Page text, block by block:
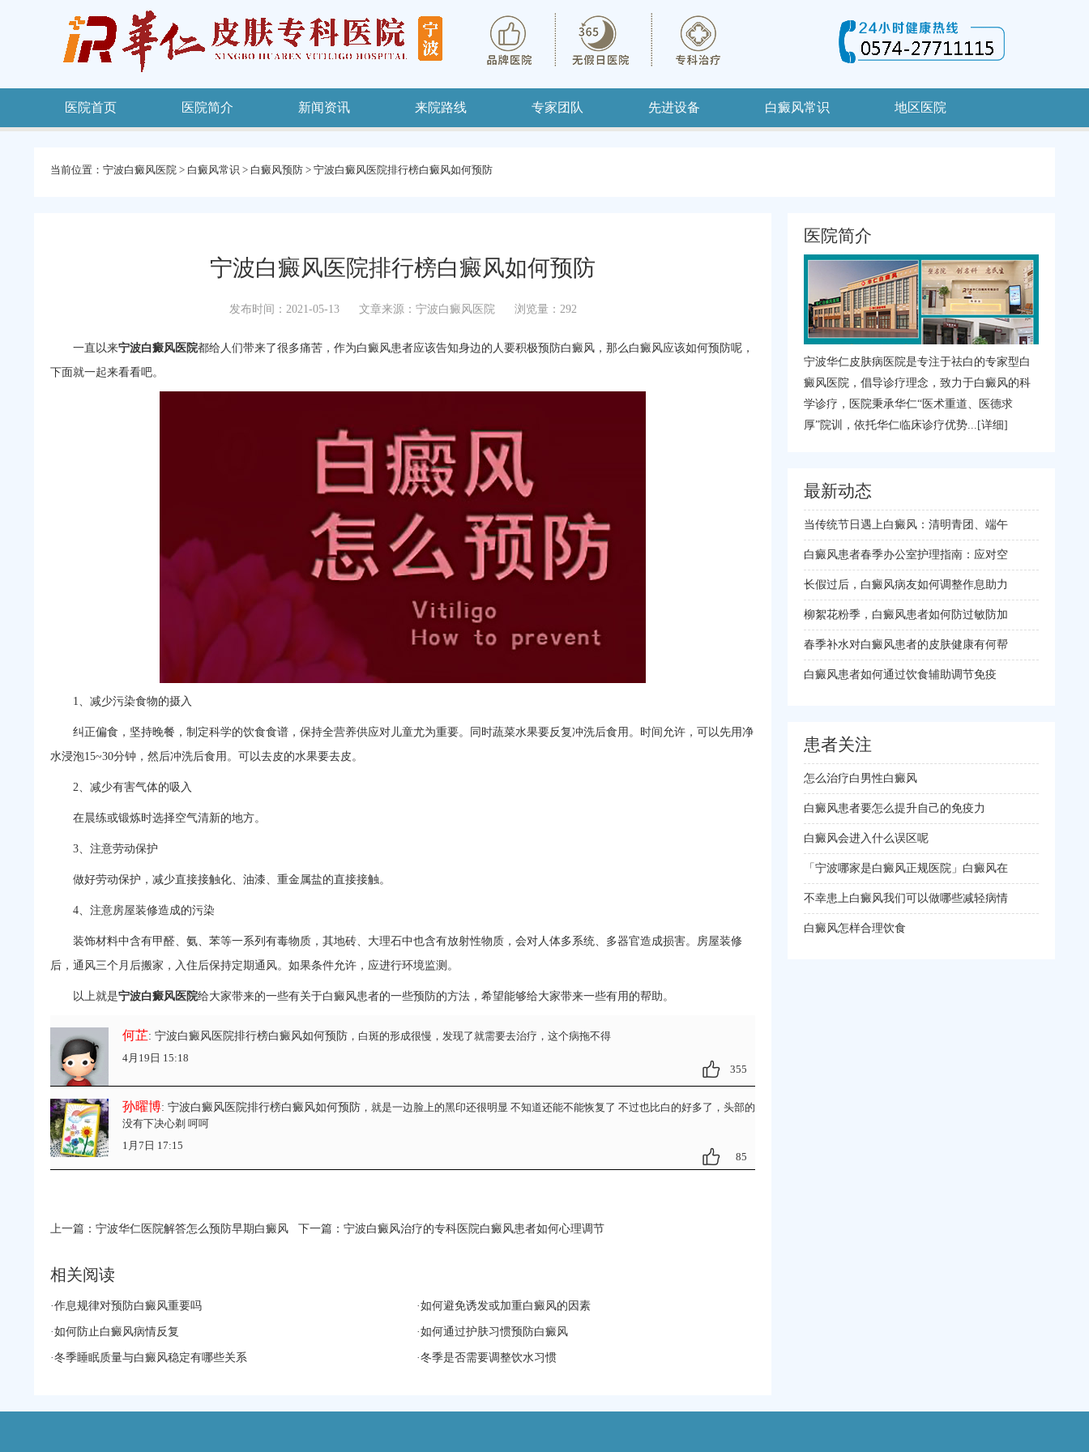
医院首页 医院简介 新闻资讯 来院路线 专家团队 先进设备 白癜风常识 地区医院
当前位置： 宁波白癜风医院 > 白癜风常识 > 白癜风预防 > 宁波白癜风医院排行榜白癜风如何预防
宁波白癜风医院排行榜白癜风如何预防
发布时间：2021-05-13 文章来源：宁波白癜风医院 浏览量：292
一直以来宁波白癜风医院都给人们带来了很多痛苦，作为白癜风患者应该告知身边的人要积极预防白癜风，那么白癜风应该如何预防呢，
下面就一起来看看吧。
1、减少污染食物的摄入
纠正偏食，坚持晚餐，制定科学的饮食食谱，保持全营养供应对儿童尤为重要。同时蔬菜水果要反复冲洗后食用。时间允许，可以先用净
水浸泡15~30分钟，然后冲洗后食用。可以去皮的水果要去皮。
2、减少有害气体的吸入
在晨练或锻炼时选择空气清新的地方。
3、注意劳动保护
做好劳动保护，减少直接接触化、油漆、重金属盐的直接接触。
4、注意房屋装修造成的污染
装饰材料中含有甲醛、氨、苯等一系列有毒物质，其地砖、大理石中也含有放射性物质，会对人体多系统、多器官造成损害。房屋装修
后，通风三个月后搬家，入住后保持定期通风。如果条件允许，应进行环境监测。
以上就是宁波白癜风医院给大家带来的一些有关于白癜风患者的一些预防的方法，希望能够给大家带来一些有用的帮助。
何芷: 宁波白癜风医院排行榜白癜风如何预防，白斑的形成很慢，发现了就需要去治疗，这个病拖不得
4月19日 15:18
355
孙曜博: 宁波白癜风医院排行榜白癜风如何预防，就是一边脸上的黑印还很明显 不知道还能不能恢复了 不过也比白的好多了，头部的
没有下决心剃 呵呵
1月7日 17:15
85
上一篇： 宁波华仁医院解答怎么预防早期白癜风 下一篇： 宁波白癜风治疗的专科医院白癜风患者如何心理调节
相关阅读
·如何避免诱发或加重白癜风的因素
·作息规律对预防白癜风重要吗
·如何通过护肤习惯预防白癜风
·如何防止白癜风病情反复
·冬季是否需要调整饮水习惯
·冬季睡眠质量与白癜风稳定有哪些关系
医院简介
宁波华仁皮肤病医院是专注于祛白的专家型白
癜风医院，倡导诊疗理念，致力于白癜风的科
学诊疗，医院秉承华仁“医术重道、医德求
厚”院训，依托华仁临床诊疗优势... [详细]
最新动态
当传统节日遇上白癜风：清明青团、端午
白癜风患者春季办公室护理指南：应对空
长假过后，白癜风病友如何调整作息助力
柳絮花粉季，白癜风患者如何防过敏防加
春季补水对白癜风患者的皮肤健康有何帮
白癜风患者如何通过饮食辅助调节免疫
患者关注
怎么治疗白男性白癜风
白癜风患者要怎么提升自己的免疫力
白癜风会进入什么误区呢
「宁波哪家是白癜风正规医院」白癜风在
不幸患上白癜风我们可以做哪些减轻病情
白癜风怎样合理饮食